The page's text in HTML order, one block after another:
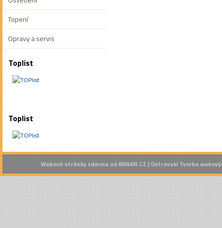
Topení
Opravy a servis
Toplist
Toplist
Webové stránky zdarma od BANAN.CZ | Ostravski Tvorba